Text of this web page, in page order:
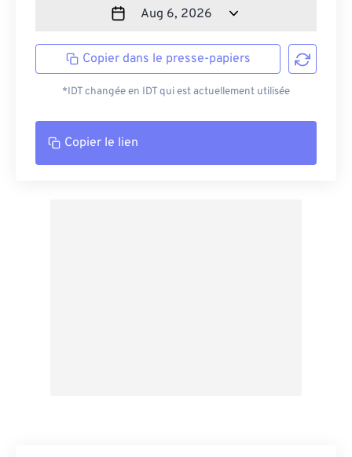
Copier dans le presse-papiers
*IDT changée en IDT qui est actuellement utilisée
Copier le lien